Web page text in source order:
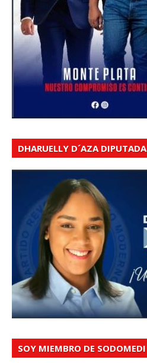
DHARUELLY D´AZA DIPUTADA
SOY MIEMBRO DE SODOMEDI